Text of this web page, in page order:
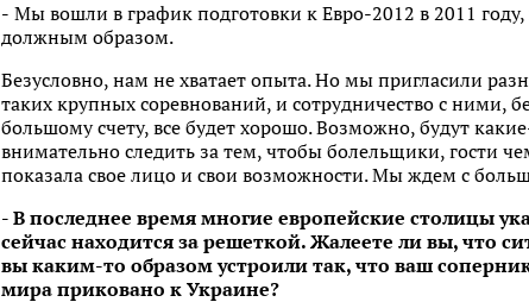
- Мы вошли в график подготовки к Евро-2012 в 2011
должным образом.
Безусловно, нам не хватает опыта. Но мы пригласили
таких крупных соревнований, и сотрудничество с ними,
большому счету, все будет хорошо. Возможно, будут
внимательно следить за тем, чтобы болельщики, гости
показала свое лицо и свои возможности. Мы ждем с
- В последнее время многие европейские столицы
сейчас находится за решеткой. Жалеете ли вы, что
вы каким-то образом устроили так, что ваш
мира приковано к Украине?